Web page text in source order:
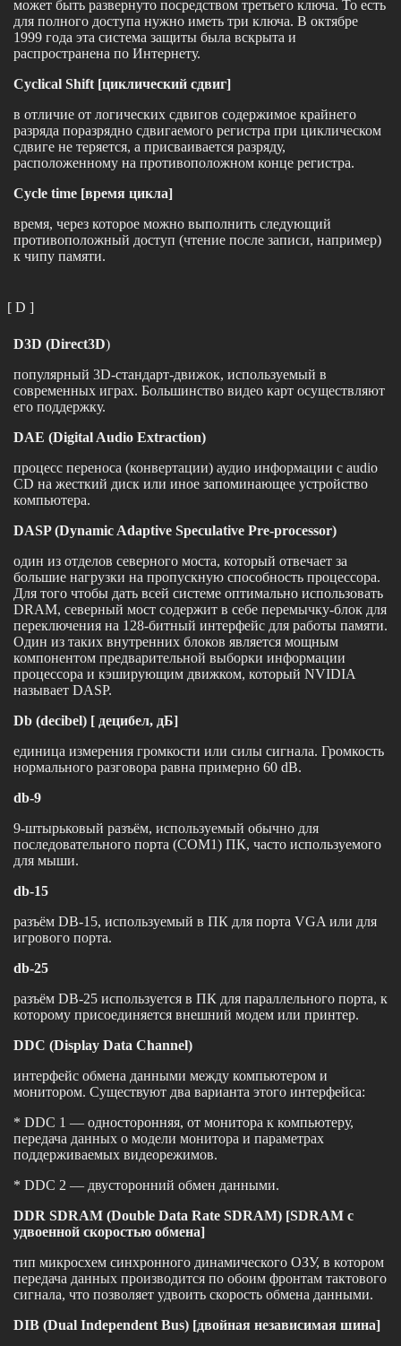
может быть развернуто посредством третьего ключа. То есть
для полного доступа нужно иметь три ключа. В октябре
1999 года эта система защиты была вскрыта и
распространена по Интернету.
Cyclical Shift [циклический сдвиг]
в отличие от логических сдвигов содержимое крайнего
разряда поразрядно сдвигаемого регистра при циклическом
сдвиге не теряется, а присваивается разряду,
расположенному на противоположном конце регистра.
Cycle time [время цикла]
время, через которое можно выполнить следующий
противоположный доступ (чтение после записи, например)
к чипу памяти.
[ D ]
D3D (Direct3D)
популярный 3D-стандарт-движок, используемый в
современных играх. Большинство видео карт осуществляют
его поддержку.
DAE (Digital Audio Extraction)
процесс переноса (конвертации) аудио информации с audio
CD на жесткий диск или иное запоминающее устройство
компьютера.
DASP (Dynamic Adaptive Speculative Pre-processor)
один из отделов северного моста, который отвечает за
большие нагрузки на пропускную способность процессора.
Для того чтобы дать всей системе оптимально использовать
DRAM, северный мост содержит в себе перемычку-блок для
переключения на 128-битный интерфейс для работы памяти.
Один из таких внутренних блоков является мощным
компонентом предварительной выборки информации
процессора и кэширующим движком, который NVIDIA
называет DASP.
Db (decibel) [ децибел, дБ]
единица измерения громкости или силы сигнала. Громкость
нормального разговора равна примерно 60 dB.
db-9
9-штырьковый разъём, используемый обычно для
последовательного порта (COM1) ПК, часто используемого
для мыши.
db-15
разъём DB-15, используемый в ПК для порта VGA или для
игрового порта.
db-25
разъём DB-25 используется в ПК для параллельного порта, к
которому присоединяется внешний модем или принтер.
DDC (Display Data Channel)
интерфейс обмена данными между компьютером и
монитором. Существуют два варианта этого интерфейса:
* DDC 1 — односторонняя, от монитора к компьютеру,
передача данных о модели монитора и параметрах
поддерживаемых видеорежимов.
* DDC 2 — двусторонний обмен данными.
DDR SDRAM (Double Data Rate SDRAM) [SDRAM с
удвоенной скоростью обмена]
тип микросхем синхронного динамического ОЗУ, в котором
передача данных производится по обоим фронтам тактового
сигнала, что позволяет удвоить скорость обмена данными.
DIB (Dual Independent Bus) [двойная независимая шина]